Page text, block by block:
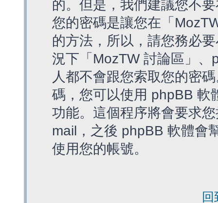
的。但是，我們建議您不
您的密碼是讓您在「
的方法，所以，請您務必
況下「MozTW 討論區」
人都不會跟您索取您的密
碼，您可以使用 phpBB 軟
功能。這個程序將會要求
mail，之後 phpBB 軟體會
使用您的帳號。